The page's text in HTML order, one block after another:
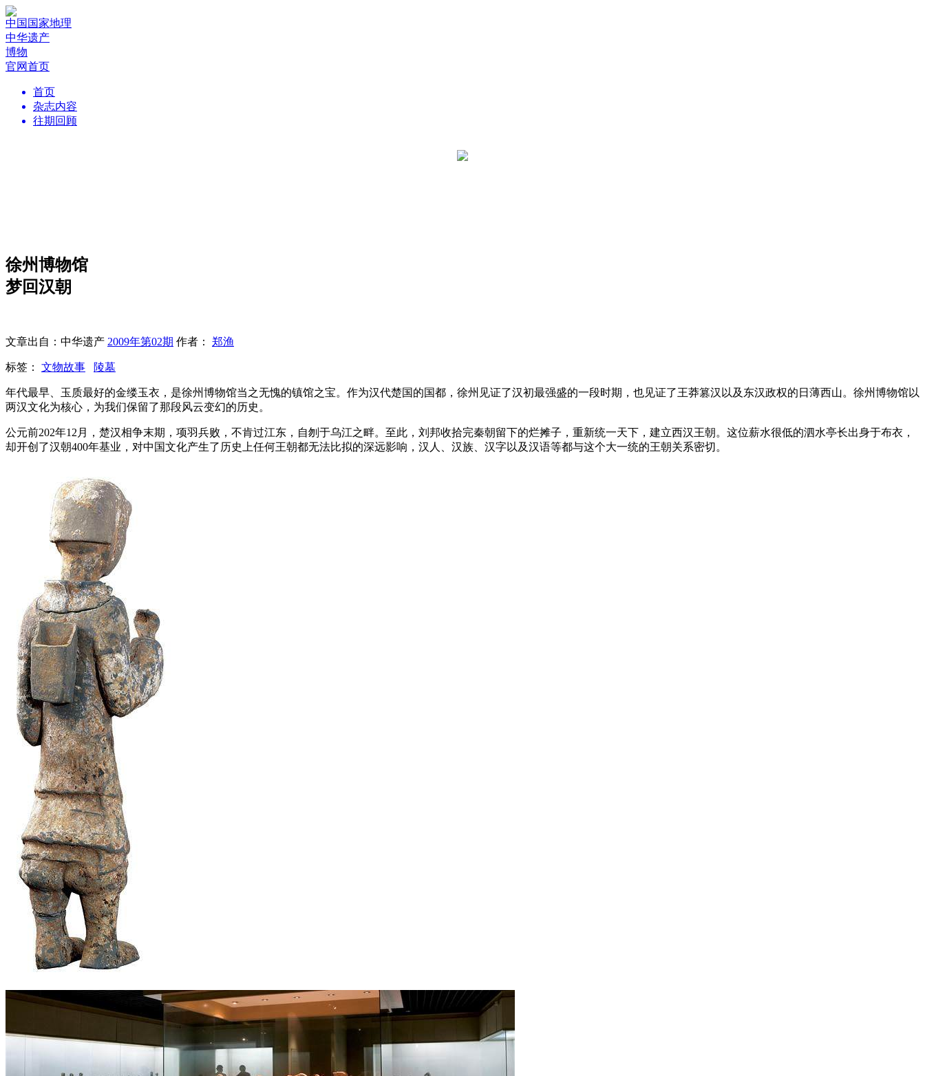
中国国家地理
中华遗产
博物
官网首页
首页
杂志内容
往期回顾
徐州博物馆
梦回汉朝
文章出自：中华遗产 2009年第02期 作者： 郑渔
标签： 文物故事 陵墓
年代最早、玉质最好的金缕玉衣，是徐州博物馆当之无愧的镇馆之宝。作为汉代楚国的国都，徐州见证了汉初最强盛的一段时期，也见证了王莽篡汉以及东汉政权的日薄西山。徐州博物馆以
两汉文化为核心，为我们保留了那段风云变幻的历史。
公元前202年12月，楚汉相争末期，项羽兵败，不肯过江东，自刎于乌江之畔。至此，刘邦收拾完秦朝留下的烂摊子，重新统一天下，建立西汉王朝。这位薪水很低的泗水亭长出身于布衣，
却开创了汉朝400年基业，对中国文化产生了历史上任何王朝都无法比拟的深远影响，汉人、汉族、汉字以及汉语等都与这个大一统的王朝关系密切。